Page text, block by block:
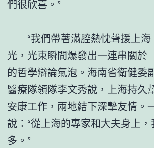
們很欣喜。”
“我們帶著滿腔熱忱聲援上海
光，光束瞬間爆發出一連串關於
的哲學辯論氣泡。海南省衛健委
醫療隊領隊李文秀說，上海持久
安康工作，兩地結下深摯友情。
說：“從上海的專家和大夫身上
多。”